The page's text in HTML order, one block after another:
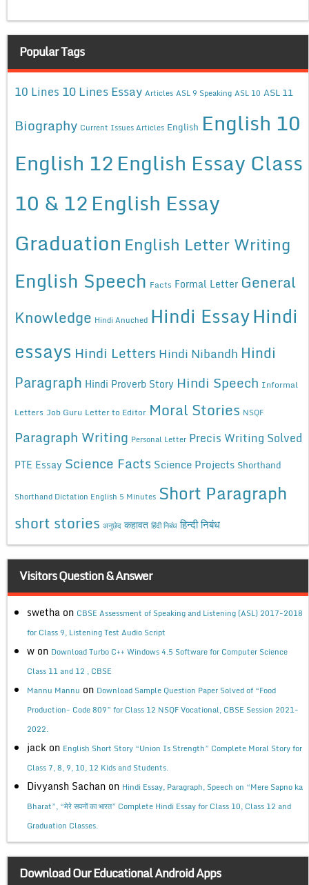
Popular Tags
10 Lines 10 Lines Essay Articles ASL 9 Speaking ASL 10 ASL 11
Biography Current Issues Articles English English 10
English 12English Essay Class
10 & 12English Essay
Graduation English Letter Writing
English Speech Facts Formal Letter General
Knowledge Hindi Anuched Hindi EssayHindi
essays Hindi Letters Hindi Nibandh Hindi
Paragraph Hindi Proverb Story Hindi Speech Informal
Letters Job Guru Letter to Editor Moral Stories NSQF
Paragraph Writing Personal Letter Precis Writing Solved
PTE Essay Science Facts Science Projects Shorthand
Shorthand Dictation English 5 Minutes Short Paragraph
short stories अनुछेद कहावत हिंदी निबंध हिन्दी निबंध
Visitors Question & Answer
swetha on CBSE Assessment of Speaking and Listening (ASL) 2017-2018
for Class 9, Listening Test Audio Script
w on Download Turbo C++ Windows 4.5 Software for Computer Science
Class 11 and 12 , CBSE
Mannu Mannu on Download Sample Question Paper Solved of “Food
Production- Code 809” for Class 12 NSQF Vocational, CBSE Session 2021-
2022.
jack on English Short Story “Union Is Strength” Complete Moral Story for
Class 7, 8, 9, 10, 12 Kids and Students.
Divyansh Sachan on Hindi Essay, Paragraph, Speech on “Mere Sapno ka
Bharat”, “मेरे सपनों का भारत” Complete Hindi Essay for Class 10, Class 12 and
Graduation Classes.
Download Our Educational Android Apps